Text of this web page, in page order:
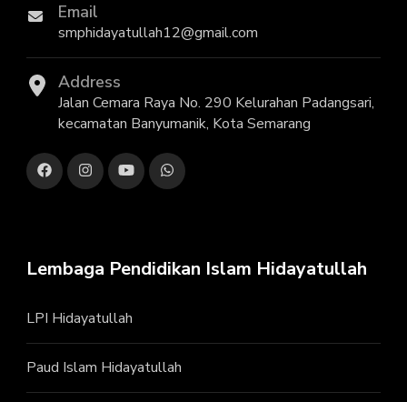
Email
smphidayatullah12@gmail.com
Address
Jalan Cemara Raya No. 290 Kelurahan Padangsari,
kecamatan Banyumanik, Kota Semarang
Lembaga Pendidikan Islam Hidayatullah
LPI Hidayatullah
Paud Islam Hidayatullah